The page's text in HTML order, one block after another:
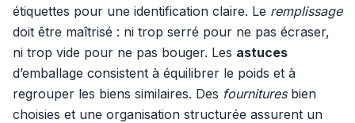
étiquettes pour une identification claire. Le remplissage
doit être maîtrisé : ni trop serré pour ne pas écraser,
ni trop vide pour ne pas bouger. Les astuces
d’emballage consistent à équilibrer le poids et à
regrouper les biens similaires. Des fournituresbien
choisies et une organisation structurée assurent un